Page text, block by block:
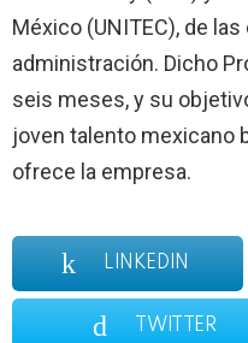
México (UNITEC), de
administración. Dicho
seis meses, y su
joven talento mexicano
ofrece la empresa.
LINKEDIN
TWITTER